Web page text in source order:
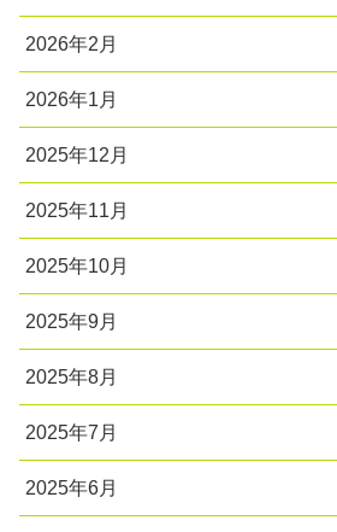
2026年2月
2026年1月
2025年12月
2025年11月
2025年10月
2025年9月
2025年8月
2025年7月
2025年6月